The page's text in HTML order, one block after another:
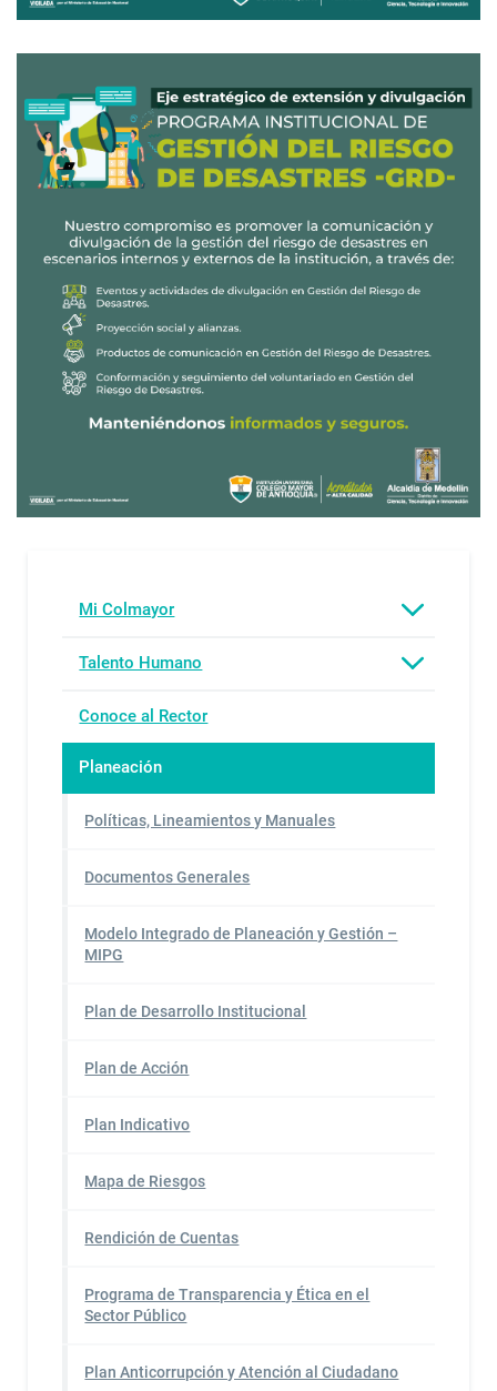
Mi Colmayor
Talento Humano
Conoce al Rector
Planeación
Políticas, Lineamientos y Manuales
Documentos Generales
Modelo Integrado de Planeación y Gestión –
MIPG
Plan de Desarrollo Institucional
Plan de Acción
Plan Indicativo
Mapa de Riesgos
Rendición de Cuentas
Programa de Transparencia y Ética en el
Sector Público
Plan Anticorrupción y Atención al Ciudadano